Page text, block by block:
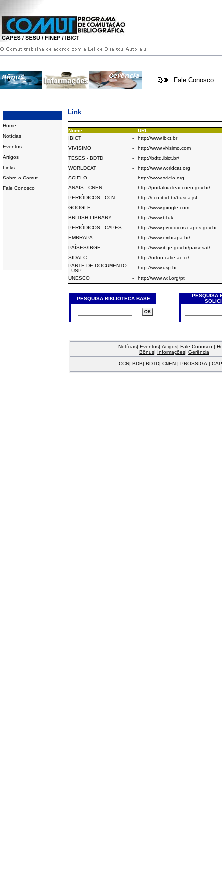
Fale Conosco
Home
Notícias
Eventos
Artigos
Links
Sobre o Comut
Fale Conosco
Link
Nome
URL
IBICT
-
http://www.ibict.br
VIVISIMO
-
http://www.vivisimo.com
TESES - BDTD
-
http://bdtd.ibict.br/
WORLDCAT
-
http://www.worldcat.org
SCIELO
-
http://www.scielo.org
ANAIS - CNEN
-
http://portalnuclear.cnen.gov.br/
PERIÓDICOS - CCN
-
http://ccn.ibict.br/busca.jsf
GOOGLE
-
http://www.google.com
BRITISH LIBRARY
-
http://www.bl.uk
PERIÓDICOS - CAPES
-
http://www.periodicos.capes.gov.br
EMBRAPA
-
http://www.embrapa.br/
PAÍSES/IBGE
-
http://www.ibge.gov.br/paisesat/
SIDALC
-
http://orton.catie.ac.cr/
PARTE DE DOCUMENTO
- USP
-
http://www.usp.br
UNESCO
- http://www.wdl.org/pt
PESQUISA BIBLIOTECA BASE
PESQUISA
Notícias| Eventos| Artigos| Fale Conosco |
Bônus| Informações| Gerência
CCN| BDB| BDTD| CNEN | PROSSIGA |